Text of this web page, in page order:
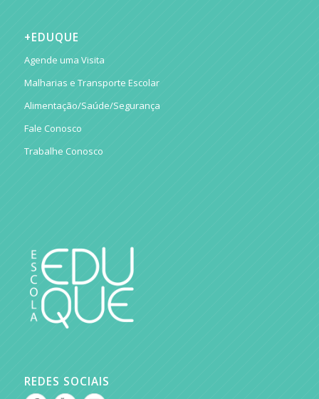
+EDUQUE
Agende uma Visita
Malharias e Transporte Escolar
Alimentação/Saúde/Segurança
Fale Conosco
Trabalhe Conosco
REDES SOCIAIS